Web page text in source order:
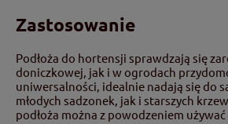
Zastosowanie
Podłoża do hortensji sprawdzają się
doniczkowej, jak i w ogrodach
uniwersalności, idealnie nadają się do
młodych sadzonek, jak i starszych
podłoża można z powodzeniem używać